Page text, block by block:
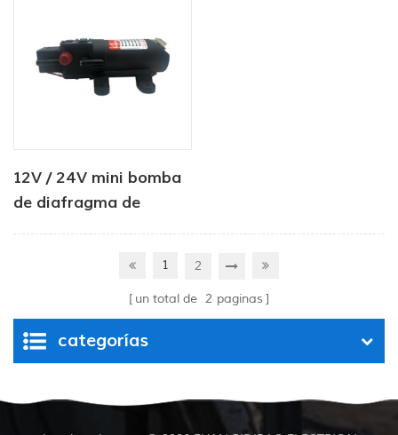
12V / 24V mini bomba
de diafragma de
1 2
un total de 2 paginas
categorías